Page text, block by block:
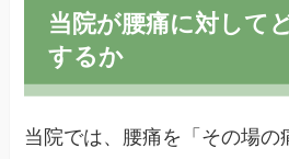
当院が腰痛に対して
するか
当院では、腰痛を「その場の